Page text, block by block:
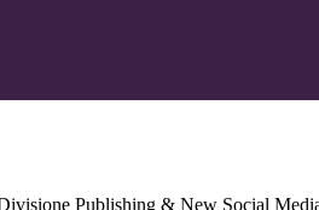
Publishing & New Social